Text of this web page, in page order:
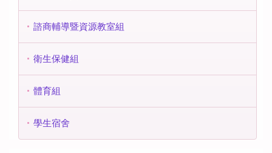
諮商輔導暨資源教室組
衛生保健組
體育組
學生宿舍